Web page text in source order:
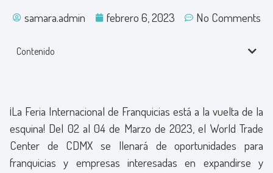
samara.admin febrero 6, 2023 No Comments
Contenido
¡La Feria Internacional de Franquicias está a la vuelta de la
esquina! Del 02 al 04 de Marzo de 2023, el World Trade
Center de CDMX se llenará de oportunidades para
franquicias y empresas interesadas en expandirse y